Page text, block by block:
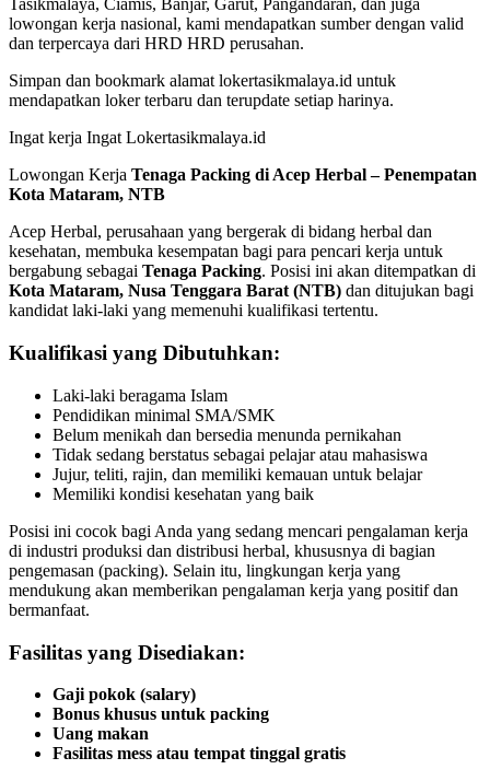
Tasikmalaya, Ciamis, Banjar, Garut, Pangandaran, dan juga
lowongan kerja nasional, kami mendapatkan sumber dengan valid
dan terpercaya dari HRD HRD perusahan.
Simpan dan bookmark alamat lokertasikmalaya.id untuk
mendapatkan loker terbaru dan terupdate setiap harinya.
Ingat kerja Ingat Lokertasikmalaya.id
Lowongan Kerja Tenaga Packing di Acep Herbal – Penempatan
Kota Mataram, NTB
Acep Herbal, perusahaan yang bergerak di bidang herbal dan
kesehatan, membuka kesempatan bagi para pencari kerja untuk
bergabung sebagai Tenaga Packing. Posisi ini akan ditempatkan di
Kota Mataram, Nusa Tenggara Barat (NTB) dan ditujukan bagi
kandidat laki-laki yang memenuhi kualifikasi tertentu.
Kualifikasi yang Dibutuhkan:
Laki-laki beragama Islam
Pendidikan minimal SMA/SMK
Belum menikah dan bersedia menunda pernikahan
Tidak sedang berstatus sebagai pelajar atau mahasiswa
Jujur, teliti, rajin, dan memiliki kemauan untuk belajar
Memiliki kondisi kesehatan yang baik
Posisi ini cocok bagi Anda yang sedang mencari pengalaman kerja
di industri produksi dan distribusi herbal, khususnya di bagian
pengemasan (packing). Selain itu, lingkungan kerja yang
mendukung akan memberikan pengalaman kerja yang positif dan
bermanfaat.
Fasilitas yang Disediakan:
Gaji pokok (salary)
Bonus khusus untuk packing
Uang makan
Fasilitas mess atau tempat tinggal gratis